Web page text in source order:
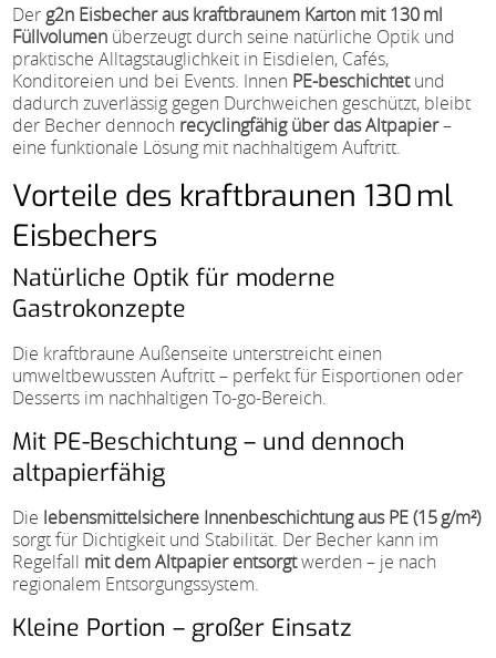
Der g2n Eisbecher aus kraftbraunem Karton mit 130 ml
Füllvolumen überzeugt durch seine natürliche Optik und
praktische Alltagstauglichkeit in Eisdielen, Cafés,
Konditoreien und bei Events. Innen PE-beschichtetund
dadurch zuverlässig gegen Durchweichen geschützt, bleibt
der Becher dennoch recyclingfähig über das Altpapier–
eine funktionale Lösung mit nachhaltigem Auftritt.
Vorteile des kraftbraunen 130 ml
Eisbechers
Natürliche Optik für moderne
Gastrokonzepte
Die kraftbraune Außenseite unterstreicht einen
umweltbewussten Auftritt – perfekt für Eisportionen oder
Desserts im nachhaltigen To-go-Bereich.
Mit PE-Beschichtung – und dennoch
altpapierfähig
Die lebensmittelsichere Innenbeschichtung aus PE (15 g/m²)
sorgt für Dichtigkeit und Stabilität. Der Becher kann im
Regelfall mit dem Altpapier entsorgtwerden – je nach
regionalem Entsorgungssystem.
Kleine Portion – großer Einsatz